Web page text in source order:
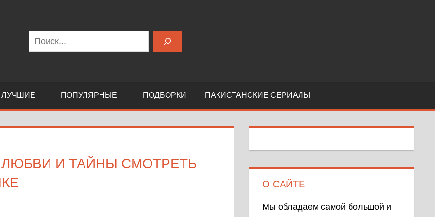
Поиск
ЛУЧШИЕ ПОПУЛЯРНЫЕ ПОДБОРКИ ПАКИСТАНСКИЕ СЕРИАЛЫ
И ТАЙНЫ СМОТРЕТЬ
О САЙТЕ
Мы обладаем самой большой и